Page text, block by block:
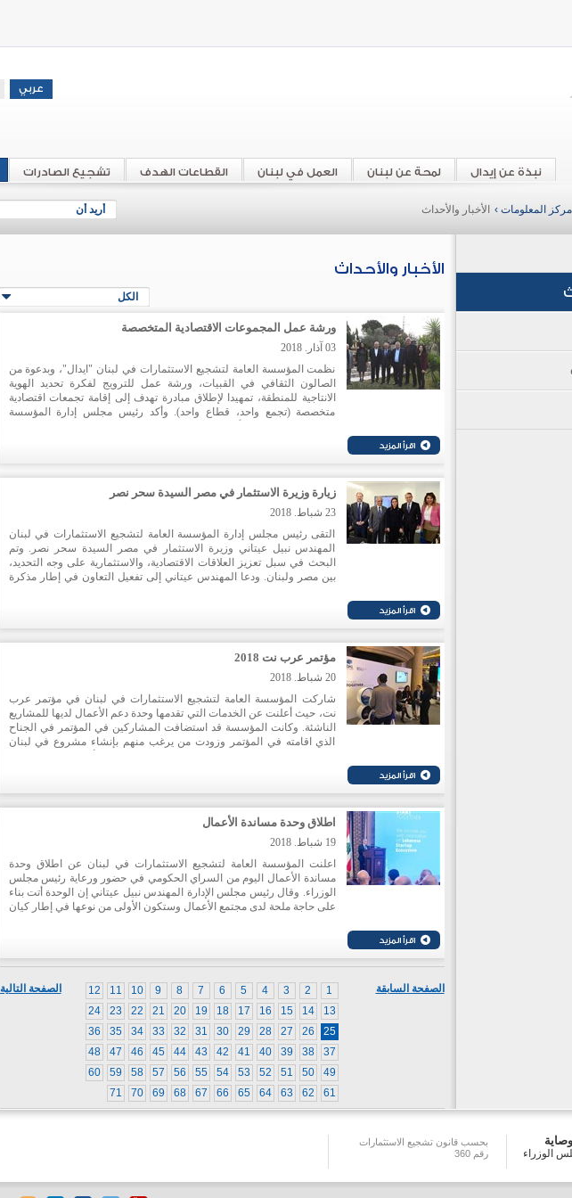
تشجيع الصادرات القطاعات الهدف العمل في لبنان لمحة عن لبنان نبذة عن إيدال
أريد أن مركز المعلومات › الأخبار والأحداث
الأخبار والأحداث
الكل
ورشة عمل المجموعات الاقتصادية المتخصصة
03 آذار. 2018
نظمت المؤسسة العامة لتشجيع الاستثمارات في لبنان "ايدال"، وبدعوة من
الصالون الثقافي في القبيات، ورشة عمل للترويج لفكرة تحديد الهوية
الانتاجية للمنطقة، تمهيدا لإطلاق مبادرة تهدف إلى إقامة تجمعات اقتصادية
متخصصة (تجمع واحد، قطاع واحد). وأكد رئيس مجلس إدارة المؤسسة
زيارة وزيرة الاستثمار في مصر السيدة سحر نصر
23 شباط. 2018
التقى رئيس مجلس إدارة المؤسسة العامة لتشجيع الاستثمارات في لبنان
المهندس نبيل عيتاني وزيرة الاستثمار في مصر السيدة سحر نصر. وتم
البحث في سبل تعزيز العلاقات الاقتصادية، والاستثمارية على وجه التحديد،
بين مصر ولبنان. ودعا المهندس عيتاني إلى تفعيل التعاون في إطار مذكرة
مؤتمر عرب نت 2018
20 شباط. 2018
شاركت المؤسسة العامة لتشجيع الاستثمارات في لبنان في مؤتمر عرب
نت، حيث أعلنت عن الخدمات التي تقدمها وحدة دعم الأعمال لديها للمشاريع
الناشئة. وكانت المؤسسة قد استضافت المشاركين في المؤتمر في الجناح
الذي اقامته في المؤتمر وزودت من يرغب منهم بإنشاء مشروع في لبنان
اطلاق وحدة مساندة الأعمال
19 شباط. 2018
اعلنت المؤسسة العامة لتشجيع الاستثمارات في لبنان عن اطلاق وحدة
مساندة الأعمال اليوم من السراي الحكومي في حضور ورعاية رئيس مجلس
الوزراء. وقال رئيس مجلس الإدارة المهندس نبيل عيتاني إن الوحدة أتت بناء
على حاجة ملحة لدى مجتمع الأعمال وستكون الأولى من نوعها في إطار كيان
جاذبية المناخ الاستثماري. وأعلن عن تعميم هذه التجربة في وقت قريب على
منها حيثما وجدوا.
الصفحة التالية 1
2
3
4
5
6
7
8
9
10
11
12
13
14
15
16
17
18
19
20
21
22
23
24
25
26
27
28
29
30
31
32
33
34
35
36
37
38
39
40
41
42
43
44
45
46
47
48
49
50
51
52
53
54
55
56
57
58
59
60
61
62
63
64
65
66
67
68
69
70
71
الصفحة السابقة
الوزراء
بحسب قانون تشجيع الاستثمارات
رقم 360